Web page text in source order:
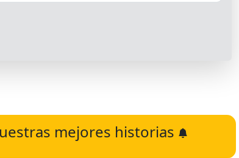
mejores historias